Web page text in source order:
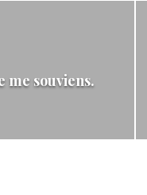
me souviens.